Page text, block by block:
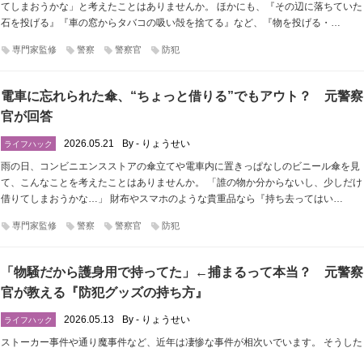
てしまおうかな」と考えたことはありませんか。 ほかにも、『その辺に落ちていた
石を投げる』『車の窓からタバコの吸い殻を捨てる』など、『物を投げる・…
専門家監修 警察 警察官 防犯
電車に忘れられた傘、“ちょっと借りる”でもアウト？ 元警察
官が回答
ライフハック 2026.05.21
By - りょうせい
雨の日、コンビニエンスストアの傘立てや電車内に置きっぱなしのビニール傘を見
て、こんなことを考えたことはありませんか。 「誰の物か分からないし、少しだけ
借りてしまおうかな…」 財布やスマホのような貴重品なら『持ち去ってはい…
専門家監修 警察 警察官 防犯
「物騒だから護身用で持ってた」←捕まるって本当？ 元警察
官が教える『防犯グッズの持ち方』
ライフハック 2026.05.13
By - りょうせい
ストーカー事件や通り魔事件など、近年は凄惨な事件が相次いでいます。 そうした